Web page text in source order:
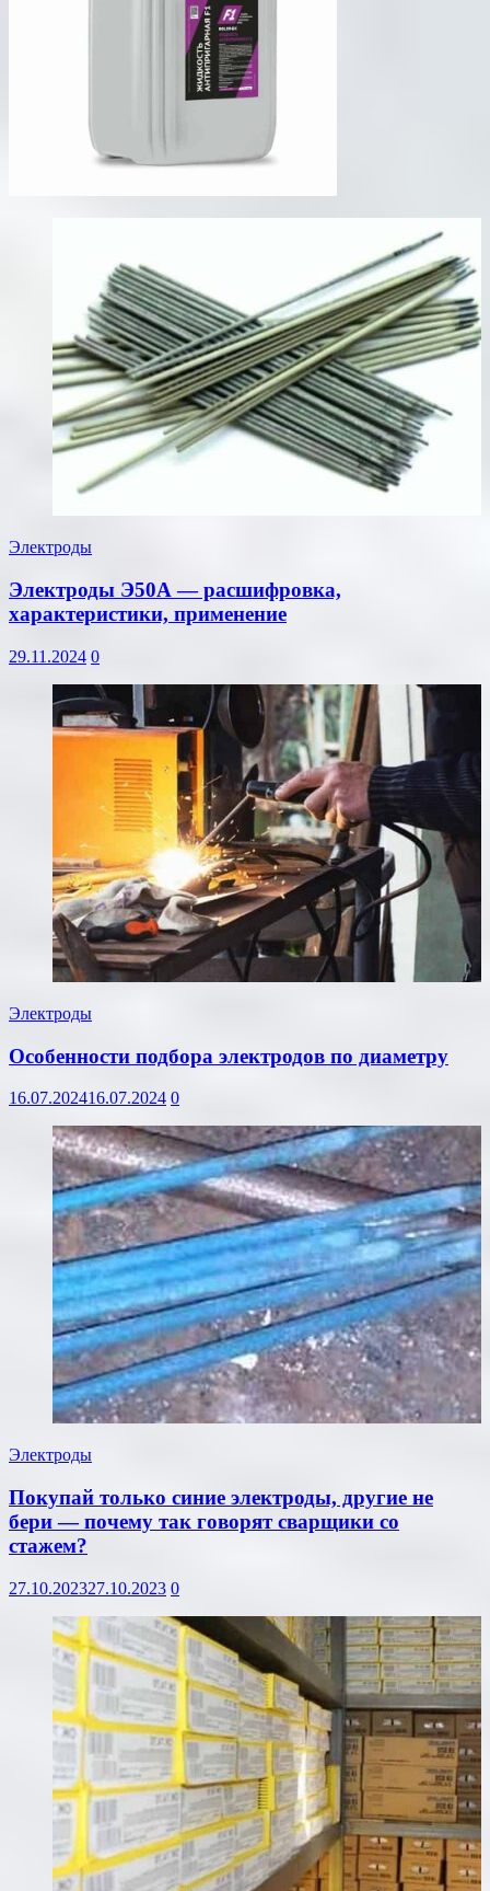
Электроды
Электроды Э50А — расшифровка,
характеристики, применение
29.11.2024 0
Электроды
Особенности подбора электродов по диаметру
16.07.202416.07.2024 0
Электроды
Покупай только синие электроды, другие не
бери — почему так говорят сварщики со
стажем?
27.10.202327.10.2023 0